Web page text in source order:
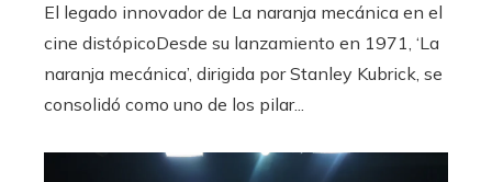
El legado innovador de La naranja mecánica en el
cine distópicoDesde su lanzamiento en 1971, ‘La
naranja mecánica’, dirigida por Stanley Kubrick, se
consolidó como uno de los pilar...